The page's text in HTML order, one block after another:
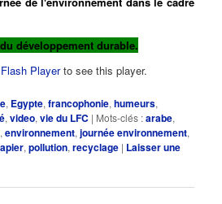
développement durable.
Playerto see this player.
, Egypte,francophonie,humeurs,
,video,vie du LFC | Mots-clés :arabe,
,environnement,journée environnement,
,pollution,recyclage | Laisser une